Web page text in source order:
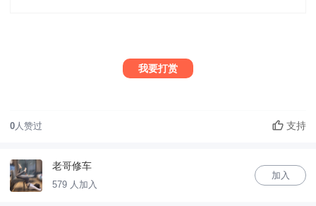
我要打赏
0 人赞过 支持
老哥修车
579 人加入
加入